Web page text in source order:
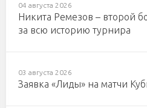
04 августа 2026
Никита Ремезов – второй
за всю историю турнира
03 августа 2026
Заявка «Лиды» на матчи